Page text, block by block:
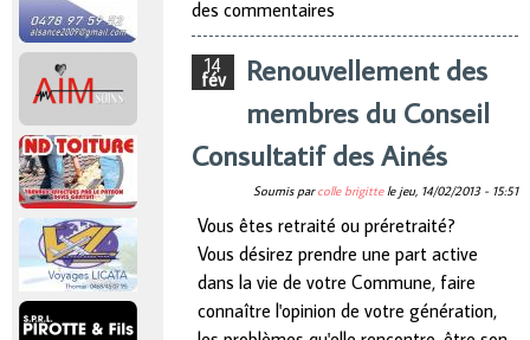
des commentaires
14
fév
Renouvellement des
membres du Conseil
Consultatif des Ainés
Soumis parcolle brigittele jeu, 14/02/2013 - 15:51
Vous êtes retraité ou préretraité?
Vous désirez prendre une part active
dans la vie de votre Commune, faire
connaître l'opinion de votre génération,